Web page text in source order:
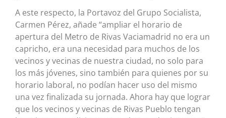
A este respecto, la Portavoz del Grupo Socialista,
Carmen Pérez, añade “ampliar el horario de
apertura del Metro de Rivas Vaciamadrid no era un
capricho, era una necesidad para muchos de los
vecinos y vecinas de nuestra ciudad, no solo para
los más jóvenes, sino también para quienes por su
horario laboral, no podían hacer uso del mismo
una vez finalizada su jornada. Ahora hay que lograr
que los vecinos y vecinas de Rivas Pueblo tengan